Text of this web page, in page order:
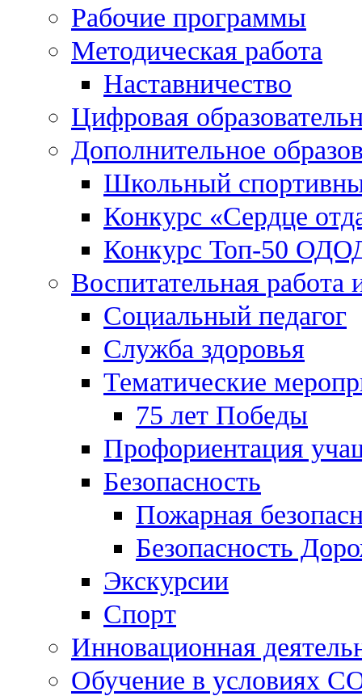
Рабочие программы
Методическая работа
Наставничество
Цифровая
Дополнительное
Школьный
Конкурс «Сердце
Конкурс Топ-50
Воспитательная работа
Социальный педагог
Служба здоровья
Тематические
75 лет Победы
Профориентация
Безопасность
Пожарная
Безопасность
Экскурсии
Спорт
Инновационная
Обучение в условиях